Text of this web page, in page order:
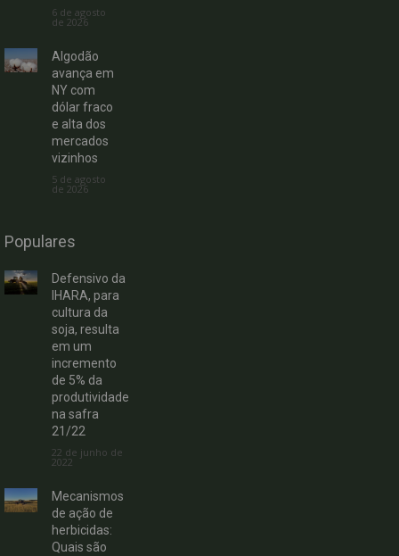
6 de agosto
de 2026
Algodão
avança em
NY com
dólar fraco
e alta dos
mercados
vizinhos
5 de agosto
de 2026
Populares
Defensivo da
IHARA, para
cultura da
soja, resulta
em um
incremento
de 5% da
produtividade
na safra
21/22
22 de junho de
2022
Mecanismos
de ação de
herbicidas:
Quais são